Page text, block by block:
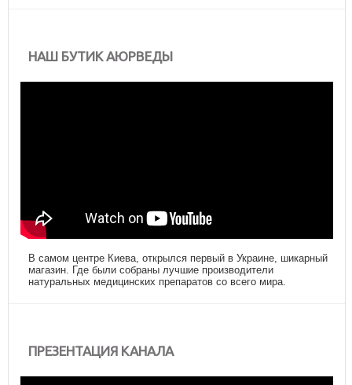
НАШ БУТИК АЮРВЕДЫ
В самом центре Киева, открылся первый в Украине, шикарный
магазин. Где были собраны лучшие производители
натуральных медицинских препаратов со всего мира.
ПРЕЗЕНТАЦИЯ КАНАЛА